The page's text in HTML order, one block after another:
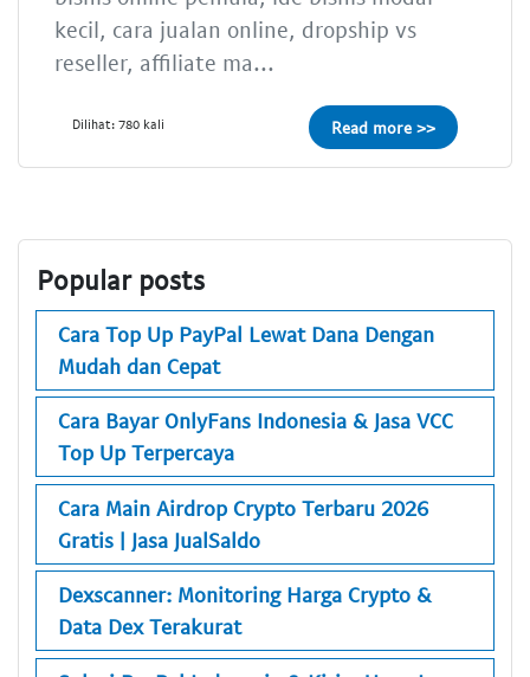
kecil, cara jualan online, dropship vs
reseller, affiliate ma...
Dilihat: 780 kali Read more >>
Popular posts
Cara Top Up PayPal Lewat Dana Dengan
Mudah dan Cepat
Cara Bayar OnlyFans Indonesia & Jasa VCC
Top Up Terpercaya
Cara Main Airdrop Crypto Terbaru 2026
Gratis | Jasa JualSaldo
Dexscanner: Monitoring Harga Crypto &
Data Dex Terakurat